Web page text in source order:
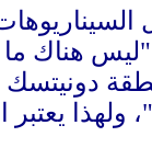
"ليس هناك
ولهذا